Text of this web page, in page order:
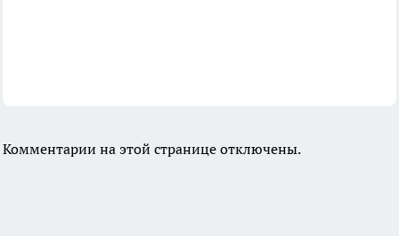
Комментарии на этой странице отключены.